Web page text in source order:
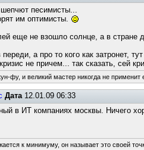
песимисты...
им оптимисты.
еще не взошло солнце, а в стране
а про то кого как затронет,
не причем... так сказать, сей
фу, и великий мастер никогда не применит
Дата12.01.09 06:33
в ИТ компаниях москвы. Ничего
к минимуму, он называет это своей